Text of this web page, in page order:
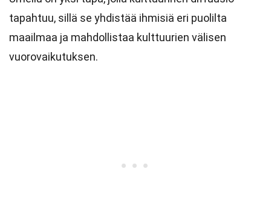
tapahtuu, sillä se yhdistää ihmisiä eri puolilta
maailmaa ja mahdollistaa kulttuurien välisen
vuorovaikutuksen.